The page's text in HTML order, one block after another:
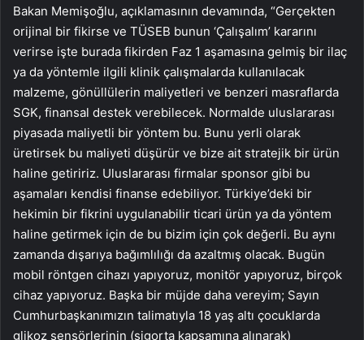
Bakan Memişoğlu, açıklamasının devamında, “Gerçekten
orijinal bir fikirse ve TÜSEB bunun ‘Çalışalım’ kararını
verirse işte burada fikirden Faz 1 aşamasına gelmiş bir ilaç
ya da yöntemle ilgili klinik çalışmalarda kullanılacak
malzeme, gönüllülerin maliyetleri ve benzeri masraflarda
SGK, finansal destek verebilecek. Normalde uluslararası
piyasada maliyetli bir yöntem bu. Bunu yerli olarak
üretirsek bu maliyeti düşürür ve bize ait stratejik bir ürün
haline getiririz. Uluslararası firmalar sponsor gibi bu
aşamaları kendisi finanse edebiliyor. Türkiye’deki bir
hekimin bir fikrini uygulanabilir ticari ürün ya da yöntem
haline getirmek için de bu bizim için çok değerli. Bu aynı
zamanda dışarıya bağımlılığı da azaltmış olacak. Bugün
mobil röntgen cihazı yapıyoruz, monitör yapıyoruz, birçok
cihaz yapıyoruz. Başka bir müjde daha vereyim; Sayın
Cumhurbaşkanımızın talimatıyla 18 yaş altı çocuklarda
glikoz sensörlerinin (sigorta kapsamına alınarak)